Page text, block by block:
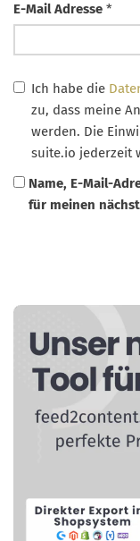
E-Mail Adresse *
Ich habe die
zu, dass meine
werden. Die
suite.io jederzeit
Name, E-Mail-
für meinen